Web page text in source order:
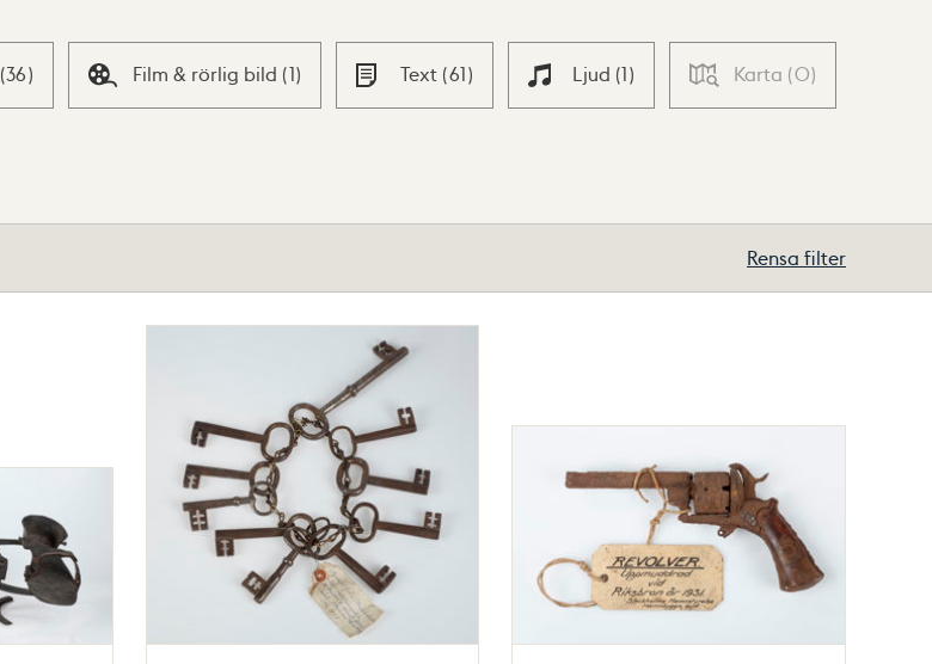
(36) Film & rörlig bild (1) Text (61) Ljud (1) Karta (0)
Rensa filter